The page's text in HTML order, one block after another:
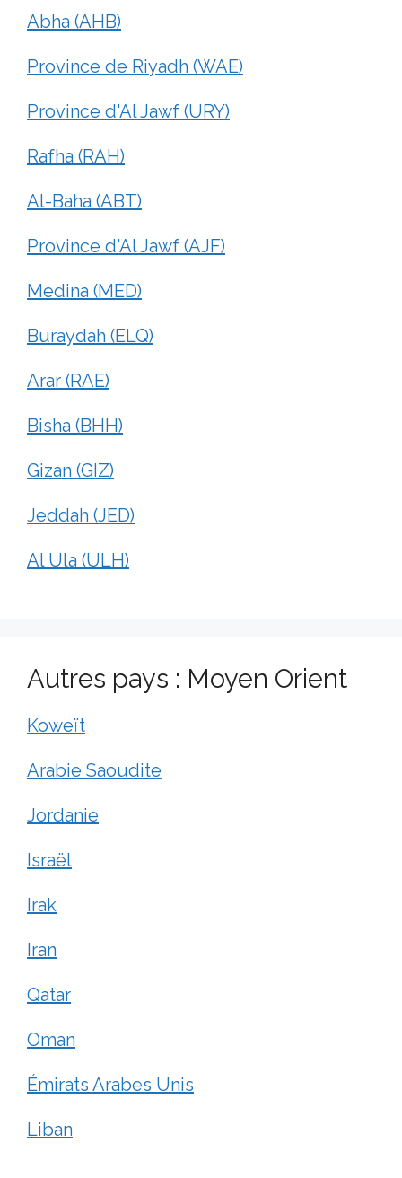
Abha (AHB)
Province de Riyadh (WAE)
Province d'Al Jawf (URY)
Rafha (RAH)
Al-Baha (ABT)
Province d'Al Jawf (AJF)
Medina (MED)
Buraydah (ELQ)
Arar (RAE)
Bisha (BHH)
Gizan (GIZ)
Jeddah (JED)
Al Ula (ULH)
Autres pays : Moyen Orient
Koweït
Arabie Saoudite
Jordanie
Israël
Irak
Iran
Qatar
Oman
Émirats Arabes Unis
Liban